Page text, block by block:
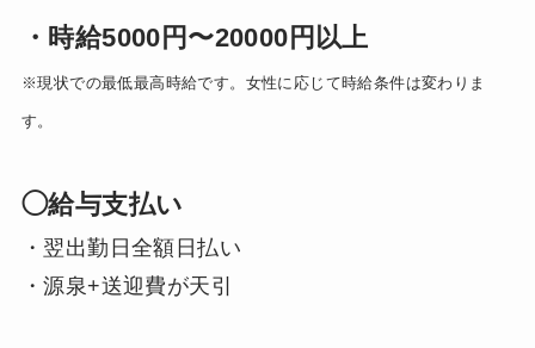
・時給5000円〜20000円以上
※現状での最低最高時給です。女性に応じて時給条件は変わりま
す。
◯給与支払い
・翌出勤日全額日払い
・源泉+送迎費が天引